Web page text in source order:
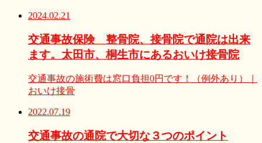
2024.02.21
交通事故保険 整骨院、接骨院で通院は出来
ます。太田市、桐生市にあるおいけ接骨院
交通事故の施術費は窓口負担0円です！（例外あり）｜
おいけ接骨
2022.07.19
交通事故の通院で大切な３つのポイント